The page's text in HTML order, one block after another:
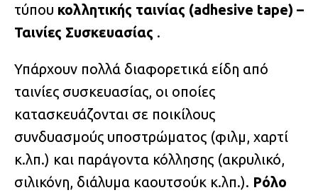
τύπου κολλητικής ταινίας (adhesive tape) –
Ταινίες Συσκευασίας .
Υπάρχουν πολλά διαφορετικά είδη από
ταινίες συσκευασίας, οι οποίες
κατασκευάζονται σε ποικίλους
συνδυασμούς υποστρώματος (φιλμ, χαρτί
κ.λπ.) και παράγοντα κόλλησης (ακρυλικό,
σιλικόνη, διάλυμα καουτσούκ κ.λπ.). Ρόλο